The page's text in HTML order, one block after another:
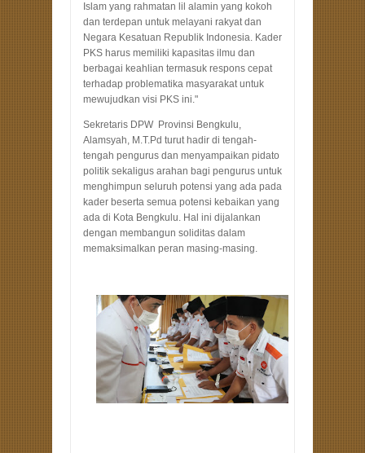
Islam yang rahmatan lil alamin yang kokoh
dan terdepan untuk melayani rakyat dan
Negara Kesatuan Republik Indonesia. Kader
PKS harus memiliki kapasitas ilmu dan
berbagai keahlian termasuk respons cepat
terhadap problematika masyarakat untuk
mewujudkan visi PKS ini."
Sekretaris DPW Provinsi Bengkulu,
Alamsyah, M.T.Pd turut hadir di tengah-
tengah pengurus dan menyampaikan pidato
politik sekaligus arahan bagi pengurus untuk
menghimpun seluruh potensi yang ada pada
kader beserta semua potensi kebaikan yang
ada di Kota Bengkulu. Hal ini dijalankan
dengan membangun soliditas dalam
memaksimalkan peran masing-masing.